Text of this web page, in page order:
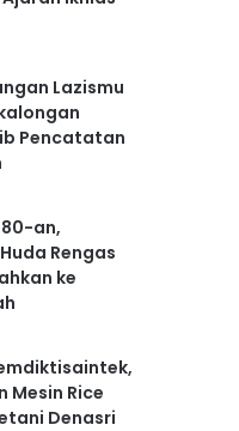
Lazismu
Pencatatan
an,
Rengas
ke
Mesin Rice
Denasri